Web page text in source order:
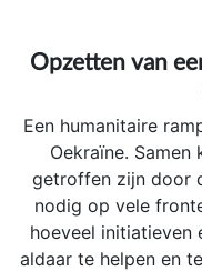
Opzetten van
Een humanitaire
Oekraïne. Samen
getroffen zijn door
nodig op vele
hoeveel initiatieven
aldaar te helpen en